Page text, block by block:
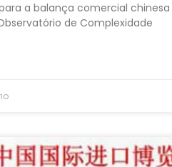
a balança comercial
de Complexidade